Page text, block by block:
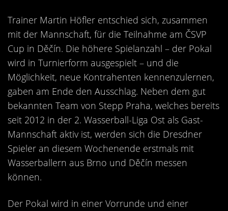
Trainer Martin Höfler entschied sich, zusammen
mit der Mannschaft, für die Teilnahme am ČSVP
Cup in Děčín. Die höhere Spielanzahl – der Pokal
wird in Turnierform ausgespielt – und die
Möglichkeit, neue Kontrahenten kennenzulernen,
gaben am Ende den Ausschlag. Neben dem gut
bekannten Team von Stepp Praha, welches bereits
seit 2012 in der 2. Wasserball-Liga Ost als Gast-
Mannschaft aktiv ist, werden sich die Dresdner
Spieler an diesem Wochenende erstmals mit
Wasserballern aus Brno und Děčín messen
können.
Der Pokal wird in einer Vorrunde und einer